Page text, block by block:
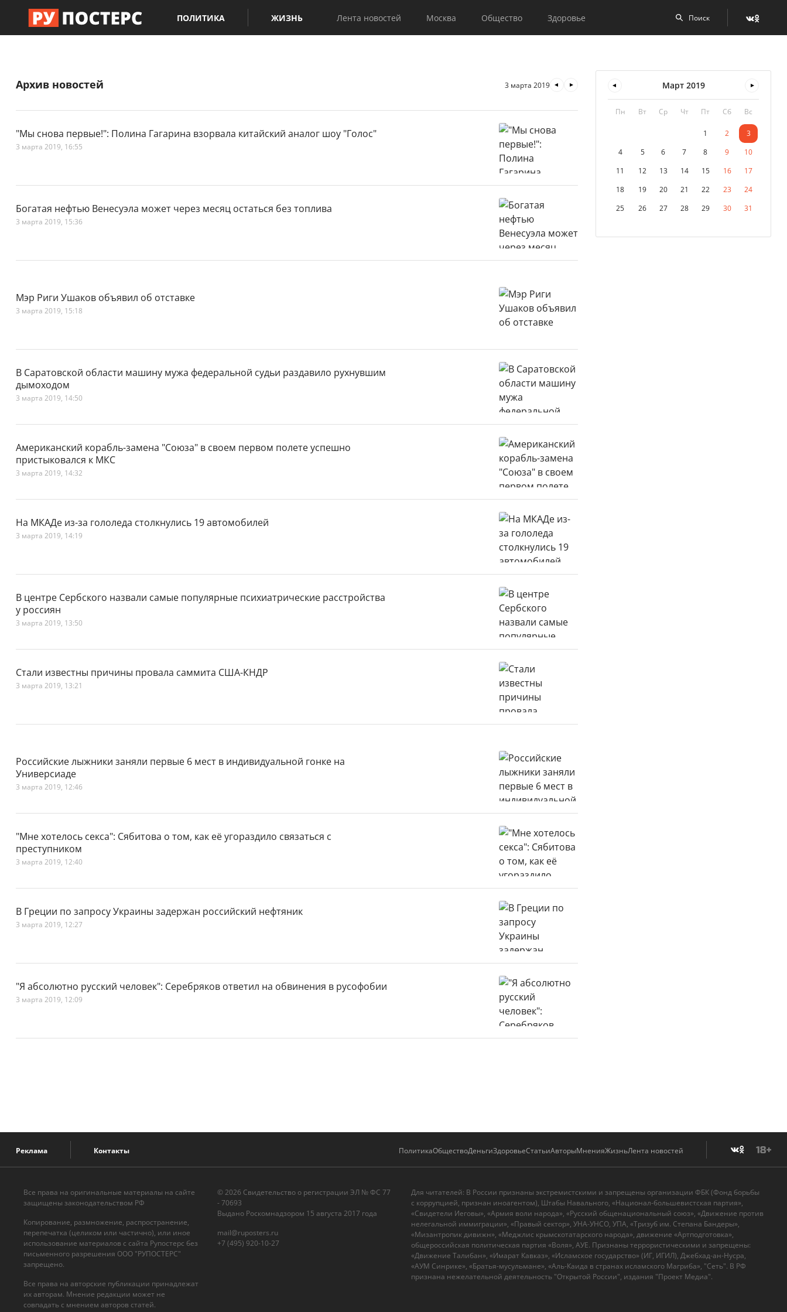
ПОЛИТИКА ЖИЗНЬ Лента новостей Москва Общество Здоровье
Архив новостей 3 марта 2019
"Мы снова первые!": Полина Гагарина взорвала китайский аналог шоу "Голос"
3 марта 2019, 16:55
Богатая нефтью Венесуэла может через месяц остаться без топлива
3 марта 2019, 15:36
Мэр Риги Ушаков объявил об отставке
3 марта 2019, 15:18
В Саратовской области машину мужа федеральной судьи раздавило рухнувшим
дымоходом
3 марта 2019, 14:50
Американский корабль-замена "Союза" в своем первом полете успешно
пристыковался к МКС
3 марта 2019, 14:32
На МКАДе из-за гололеда столкнулись 19 автомобилей
3 марта 2019, 14:19
В центре Сербского назвали самые популярные психиатрические расстройства
у россиян
3 марта 2019, 13:50
Стали известны причины провала саммита США-КНДР
3 марта 2019, 13:21
Российские лыжники заняли первые 6 мест в индивидуальной гонке на
Универсиаде
3 марта 2019, 12:46
"Мне хотелось секса": Сябитова о том, как её угораздило связаться с
преступником
3 марта 2019, 12:40
В Греции по запросу Украины задержан российский нефтяник
3 марта 2019, 12:27
"Я абсолютно русский человек": Серебряков ответил на обвинения в русофобии
3 марта 2019, 12:09
Март 2019
Пн Вт Ср Чт Пт Сб Вс
1 2
3
4
5 6 7 8 9
10
11
12 13 14 15 16
17
18
19 20 21 22 23
24
25
26 27 28 29 30 31
Реклама Контакты ПолитикаОбществоДеньгиЗдоровьеСтатьиАвторыМненияЖизньЛента новостей
Все права на оригинальные материалы на сайте
защищены законодательством РФ
Копирование, размножение, распространение,
перепечатка (целиком или частично), или иное
использование материалов с сайта Рупостерс без
письменного разрешения ООО "РУПОСТЕРС"
запрещено.
Все права на авторские публикации принадлежат
их авторам. Мнение редакции может не
совпадать с мнением авторов статей.
© 2026 Cвидетельство о регистрации ЭЛ № ФС 77
- 70693
Выдано Роскомнадзором 15 августа 2017 года
mail@ruposters.ru
+7 (495) 920-10-27
Для читателей: В России признаны экстремистскими и запрещены организации ФБК (Фонд борьбы
с коррупцией, признан иноагентом), Штабы Навального, «Национал-большевистская партия»,
«Свидетели Иеговы», «Армия воли народа», «Русский общенациональный союз», «Движение против
нелегальной иммиграции», «Правый сектор», УНА-УНСО, УПА, «Тризуб им. Степана Бандеры»,
«Мизантропик дивижн», «Меджлис крымскотатарского народа», движение «Артподготовка»,
общероссийская политическая партия «Воля», АУЕ. Признаны террористическими и запрещены:
«Движение Талибан», «Имарат Кавказ», «Исламское государство» (ИГ, ИГИЛ), Джебхад-ан-Нусра,
«АУМ Синрике», «Братья-мусульмане», «Аль-Каида в странах исламского Магриба», "Сеть". В РФ
признана нежелательной деятельность "Открытой России", издания "Проект Медиа".